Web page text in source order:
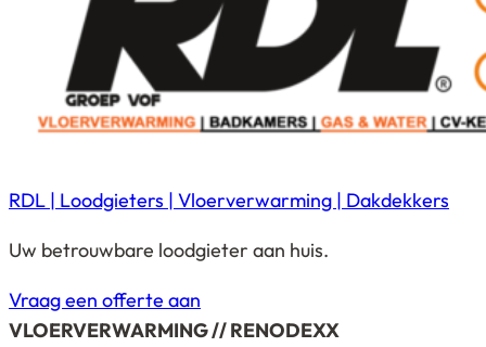
RDL | Loodgieters | Vloerverwarming | Dakdekkers
Uw betrouwbare loodgieter aan huis.
Vraag een offerte aan
VLOERVERWARMING // RENODEXX